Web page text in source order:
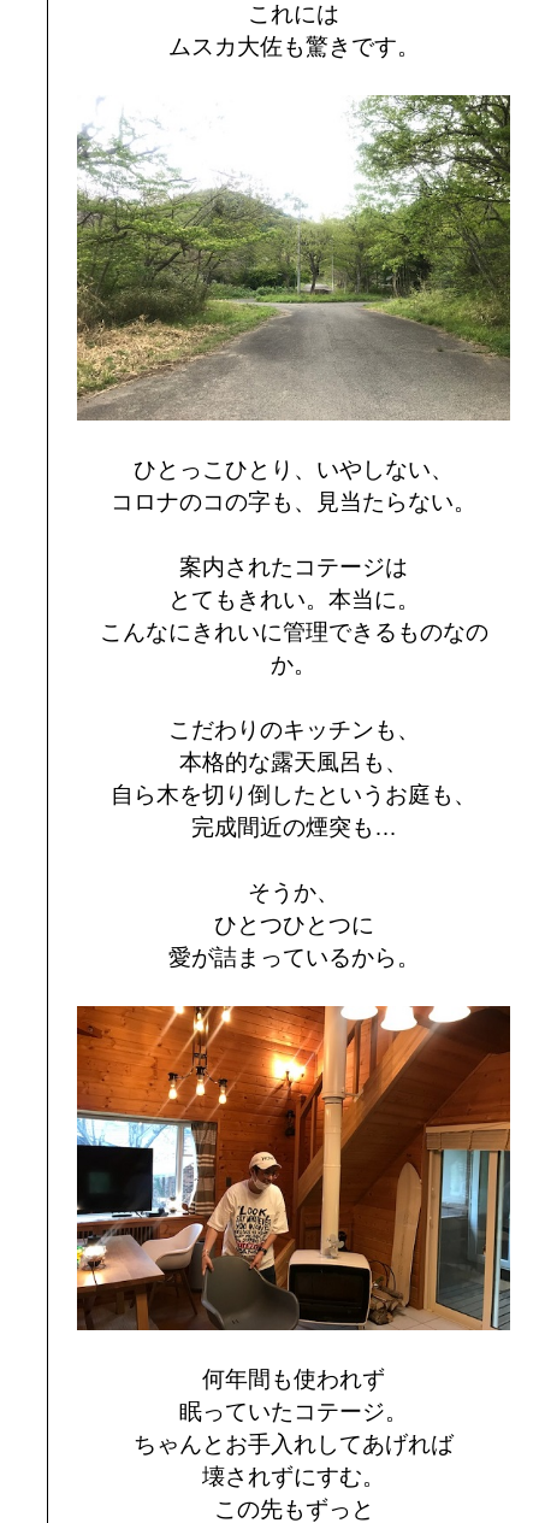
これには
ムスカ大佐も驚きです。
ひとっこひとり、いやしない、
コロナのコの字も、見当たらない。
案内されたコテージは
とてもきれい。本当に。
こんなにきれいに管理できるものなの
か。
こだわりのキッチンも、
本格的な露天風呂も、
自ら木を切り倒したというお庭も、
完成間近の煙突も…
そうか、
ひとつひとつに
愛が詰まっているから。
何年間も使われず
眠っていたコテージ。
ちゃんとお手入れしてあげれば
壊されずにすむ。
この先もずっと